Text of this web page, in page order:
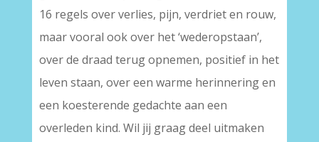
16 regels over verlies, pijn, verdriet en rouw,
maar vooral ook over het ‘wederopstaan’,
over de draad terug opnemen, positief in het
leven staan, over een warme herinnering en
een koesterende gedachte aan een
overleden kind. Wil jij graag deel uitmaken